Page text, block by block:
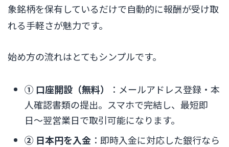
象銘柄を保有しているだけで自動的に報酬が受け取
れる手軽さが魅力です。
始め方の流れはとてもシンプルです。
① 口座開設（無料）
：メールアドレス登録・本
人確認書類の提出。スマホで完結し、最短即
日〜翌営業日で取引可能になります。
② 日本円を入金 ：即時入金に対応した銀行なら